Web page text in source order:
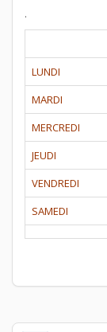
.
LUNDI
MARDI
MERCREDI
JEUDI
VENDREDI
SAMEDI